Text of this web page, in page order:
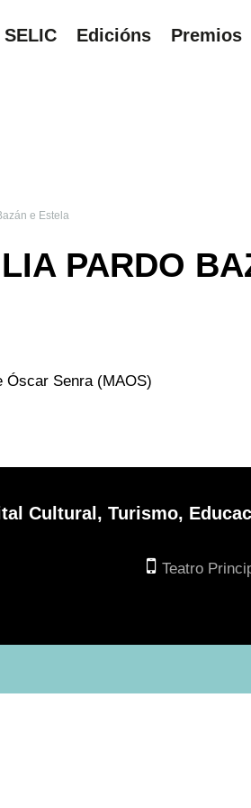
SELIC Edicións Premios
e Estela
PARDO
Óscar Senra (MAOS)
Cultural, Turismo,
Teatro